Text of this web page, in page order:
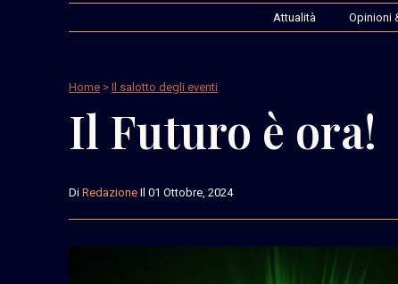
Attualità Opinioni
Home > Il salotto degli eventi
Il Futuro è ora!
Di Redazione Il 01 Ottobre, 2024